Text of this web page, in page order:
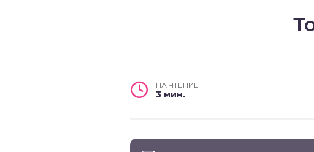
НА ЧТЕНИЕ
3 мин.